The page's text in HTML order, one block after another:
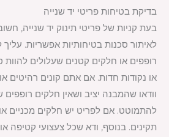
בדיקת בטיחות פריטי יד שנייה
בעת קניות של פריטי תינוק יד שנייה,
לאיתור סכנות בטיחותיות אפשריות.
רופפים או חלקים קטנים שעלולים להוות
או נקודות חדות. אם אתם קונים רהיטים
וודאו שהמבנה יציב ושאין חלקים רופפים
להתמוטט. אם לפריט יש חלקים מכניים
תקינים. בנוסף, ודא שכל צעצועי קטיפה